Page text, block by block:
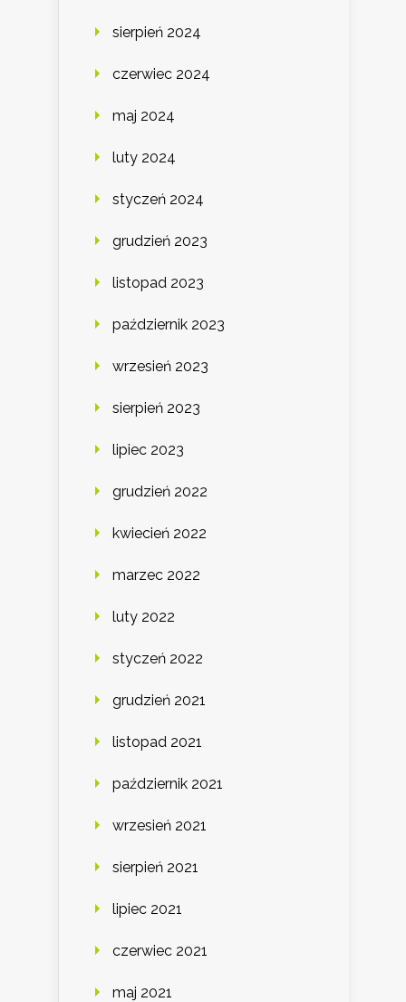
sierpień 2024
czerwiec 2024
maj 2024
luty 2024
styczeń 2024
grudzień 2023
listopad 2023
październik 2023
wrzesień 2023
sierpień 2023
lipiec 2023
grudzień 2022
kwiecień 2022
marzec 2022
luty 2022
styczeń 2022
grudzień 2021
listopad 2021
październik 2021
wrzesień 2021
sierpień 2021
lipiec 2021
czerwiec 2021
maj 2021